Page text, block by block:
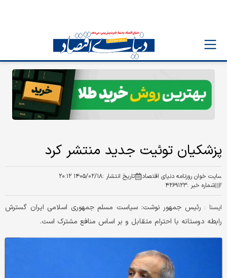
پزشکیان توئیت جدید منتشر کرد
سایت خوان روزنامه دنیای اقتصاد تاریخ انتشار :۱۴۰۵/۰۲/۱۸ ۲۰:۱۲
شماره خبر :۴۲۶۹۱۲۳
ايسنا : رئیس جمهور نوشت: سیاست مسلم جمهوری اسلامی ایران گسترش
رابطه دوستانه با احترام متقابل و بر اساس منافع مشترک است.